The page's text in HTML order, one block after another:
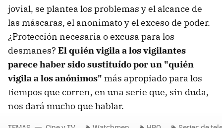
jovial, se plantea los problemas y el alcance de
las máscaras, el anonimato y el exceso de poder.
¿Protección necesaria o excusa para los
desmanes? El quién vigila a los vigilantes
parece haber sido sustituído por un "quién
vigila a los anónimos" más apropiado para los
tiempos que corren, en una serie que, sin duda,
nos dará mucho que hablar.